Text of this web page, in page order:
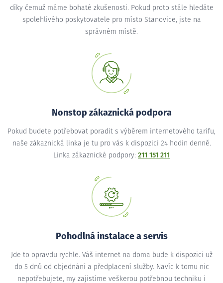
díky čemuž máme bohaté zkušenosti. Pokud proto stále hledáte
spolehlivého poskytovatele pro místo Stanovice, jste na
správném místě.
Nonstop zákaznická podpora
Pokud budete potřebovat poradit s výběrem internetového tarifu,
naše zákaznická linka je tu pro vás k dispozici 24 hodin denně.
Linka zákaznické podpory: 211 151 211
Pohodlná instalace a servis
Jde to opravdu rychle. Váš internet na doma bude k dispozici už
do 5 dnů od objednání a předplacení služby. Navíc k tomu nic
nepotřebujete, my zajistíme veškerou potřebnou techniku i